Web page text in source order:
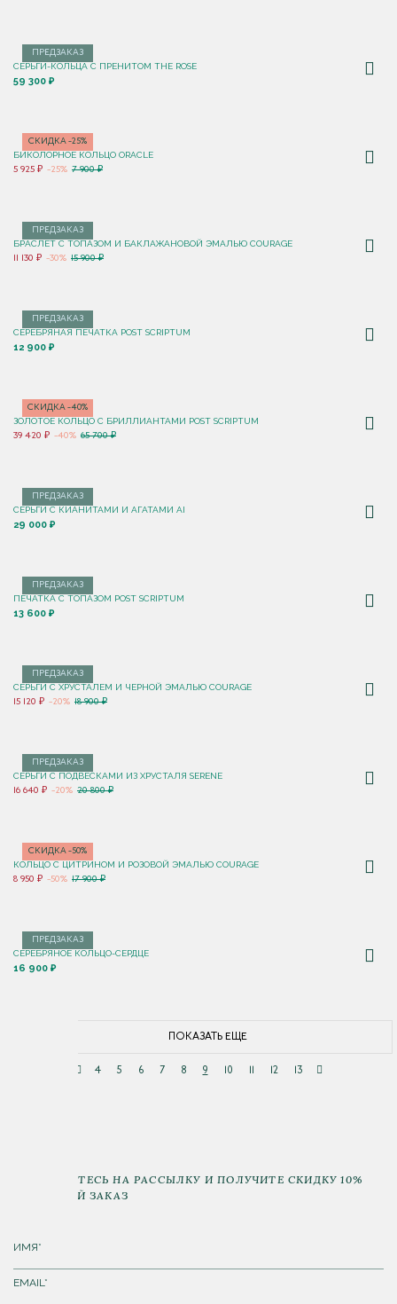
ПРЕДЗАКАЗ
СЕРЬГИ-КОЛЬЦА С ПРЕНИТОМ THE ROSE
59 300 ₽
СКИДКА -25%
БИКОЛОРНОЕ КОЛЬЦО ORACLE
5 925 ₽ -25% 7 900 ₽
ПРЕДЗАКАЗ
БРАСЛЕТ С ТОПАЗОМ И БАКЛАЖАНОВОЙ ЭМАЛЬЮ COURAGE
11 130 ₽ -30% 15 900 ₽
ПРЕДЗАКАЗ
СЕРЕБРЯНАЯ ПЕЧАТКА POST SCRIPTUM
12 900 ₽
СКИДКА -40%
ЗОЛОТОЕ КОЛЬЦО С БРИЛЛИАНТАМИ POST SCRIPTUM
39 420 ₽ -40% 65 700 ₽
ПРЕДЗАКАЗ
СЕРЬГИ С КИАНИТАМИ И АГАТАМИ AI
29 000 ₽
ПРЕДЗАКАЗ
ПЕЧАТКА С ТОПАЗОМ POST SCRIPTUM
13 600 ₽
ПРЕДЗАКАЗ
СЕРЬГИ С ХРУСТАЛЕМ И ЧЕРНОЙ ЭМАЛЬЮ COURAGE
15 120 ₽ -20% 18 900 ₽
ПРЕДЗАКАЗ
СЕРЬГИ С ПОДВЕСКАМИ ИЗ ХРУСТАЛЯ SERENE
16 640 ₽ -20% 20 800 ₽
СКИДКА -50%
КОЛЬЦО С ЦИТРИНОМ И РОЗОВОЙ ЭМАЛЬЮ COURAGE
8 950 ₽ -50% 17 900 ₽
ПРЕДЗАКАЗ
СЕРЕБРЯНОЕ КОЛЬЦО-СЕРДЦЕ
16 900 ₽
ПОКАЗАТЬ ЕЩЕ
4 5 6 7 8 9 10 12 13
ПОДПИШИТЕСЬ НА РАССЫЛКУ И ПОЛУЧИТЕ СКИДКУ 10%
НА ПЕРВЫЙ ЗАКАЗ